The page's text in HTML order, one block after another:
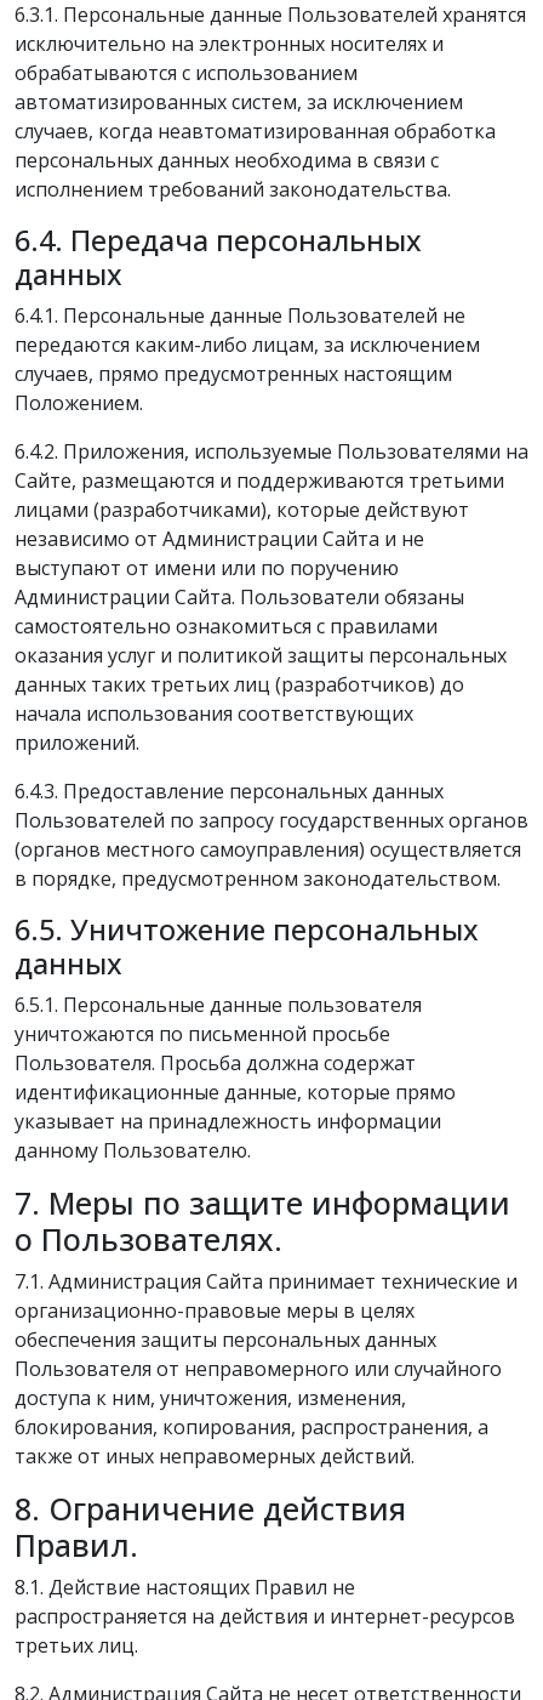
6.3.1. Персональные данные Пользователей хранятся
исключительно на электронных носителях и
обрабатываются с использованием
автоматизированных систем, за исключением
случаев, когда неавтоматизированная обработка
персональных данных необходима в связи с
исполнением требований законодательства.
6.4. Передача персональных
данных
6.4.1. Персональные данные Пользователей не
передаются каким-либо лицам, за исключением
случаев, прямо предусмотренных настоящим
Положением.
6.4.2. Приложения, используемые Пользователями на
Сайте, размещаются и поддерживаются третьими
лицами (разработчиками), которые действуют
независимо от Администрации Сайта и не
выступают от имени или по поручению
Администрации Сайта. Пользователи обязаны
самостоятельно ознакомиться с правилами
оказания услуг и политикой защиты персональных
данных таких третьих лиц (разработчиков) до
начала использования соответствующих
приложений.
6.4.3. Предоставление персональных данных
Пользователей по запросу государственных органов
(органов местного самоуправления) осуществляется
в порядке, предусмотренном законодательством.
6.5. Уничтожение персональных
данных
6.5.1. Персональные данные пользователя
уничтожаются по письменной просьбе
Пользователя. Просьба должна содержат
идентификационные данные, которые прямо
указывает на принадлежность информации
данному Пользователю.
7. Меры по защите информации
о Пользователях.
7.1. Администрация Сайта принимает технические и
организационно-правовые меры в целях
обеспечения защиты персональных данных
Пользователя от неправомерного или случайного
доступа к ним, уничтожения, изменения,
блокирования, копирования, распространения, а
также от иных неправомерных действий.
8. Ограничение действия
Правил.
8.1. Действие настоящих Правил не
распространяется на действия и интернет-ресурсов
третьих лиц.
8.2. Администрация Сайта не несет ответственности